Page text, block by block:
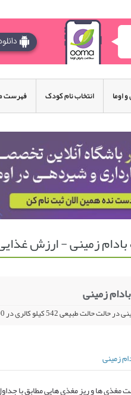
اوما انتخاب نام کودک فهرست
زمینی - ارزش
زمینی
542 کیلو کالری در 100 گرم می باشد.
زمینی
مغذی ها و ریز مغذی هایی مطابق با